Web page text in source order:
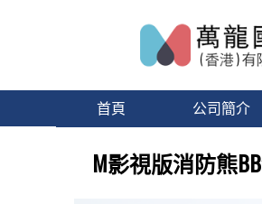
首頁 公司簡介
M影視版消防熊